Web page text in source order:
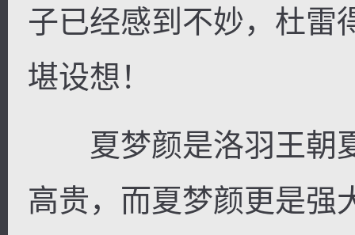
子已经感到不妙，杜雷
堪设想！
夏梦颜是洛羽王朝
高贵，而夏梦颜更是强